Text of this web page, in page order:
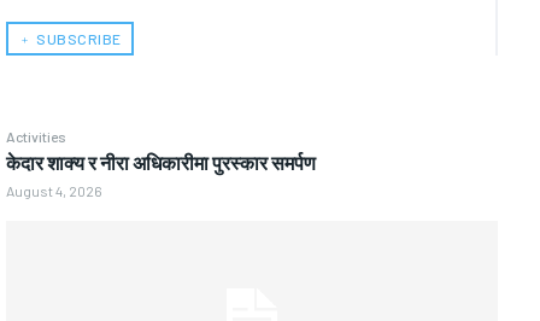
﹢ SUBSCRIBE
Activities
केदार शाक्य र नीरा अधिकारीमा पुरस्कार समर्पण
August 4, 2026